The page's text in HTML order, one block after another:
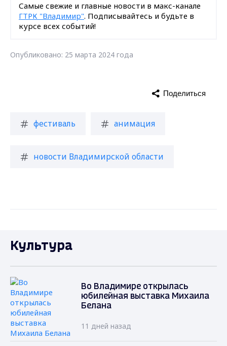
Самые свежие и главные новости в макс-канале
ГТРК "Владимир". Подписывайтесь и будьте в
курсе всех событий!
Опубликовано: 25 марта 2024 года
фестиваль анимация
новости Владимирской области
Поделиться
Культура
Во Владимире открылась
юбилейная выставка Михаила
Белана
11 дней назад